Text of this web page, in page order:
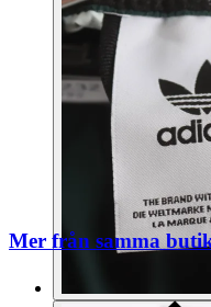
Mer från samma